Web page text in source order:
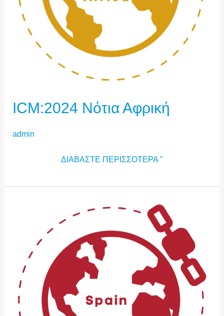
ICM:2024 Νότια Αφρική
admin
ΔΙΑΒΆΣΤΕ ΠΕΡΙΣΣΌΤΕΡΑ "
ΙΣΠΑΝΙΚΆ
HUB